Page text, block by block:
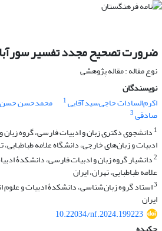
ضرورت تصحیح مجدد تفسیر
نوع مقاله : مقاله پژوهشی
نویسندگان
اکرم‌السادات حاجی‌سیدآقایی1 محمدحسن
صادقی3
1 دانشجوی دکتری زبان و ادبیات فارسی، گروه
ادبیات و زبان‌های خارجی، دانشگاه علامه طباطبایی،
2دانشیار گروه زبان و ادبیات فارسی، دانشکدﮤ
علامه طباطبایی، تهران، ایران
3استاد گروه زبان‌شناسی، دانشکدﮤ ادبیات و علوم
ایران
10.22034/nf.2024.199223